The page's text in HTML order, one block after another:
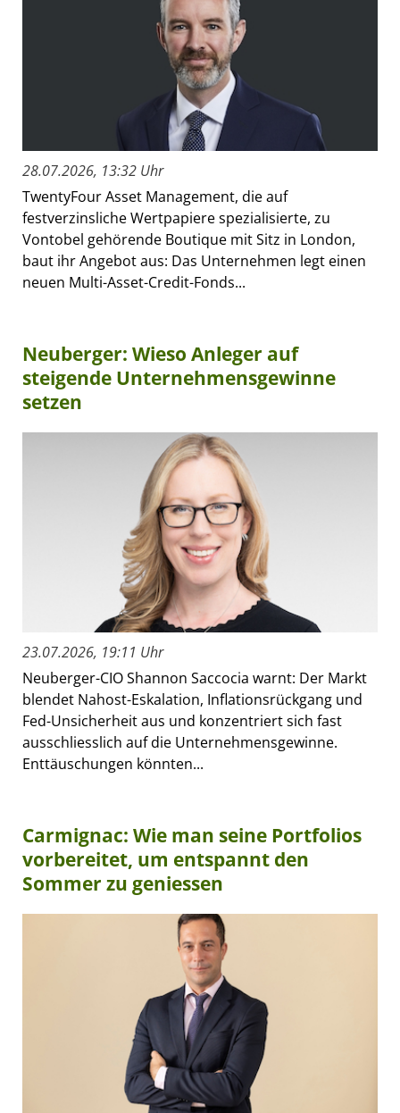
28.07.2026, 13:32 Uhr
TwentyFour Asset Management, die auf
festverzinsliche Wertpapiere spezialisierte, zu
Vontobel gehörende Boutique mit Sitz in London,
baut ihr Angebot aus: Das Unternehmen legt einen
neuen Multi-Asset-Credit-Fonds...
Neuberger: Wieso Anleger auf
steigende Unternehmensgewinne
setzen
23.07.2026, 19:11 Uhr
Neuberger-CIO Shannon Saccocia warnt: Der Markt
blendet Nahost-Eskalation, Inflationsrückgang und
Fed-Unsicherheit aus und konzentriert sich fast
ausschliesslich auf die Unternehmensgewinne.
Enttäuschungen könnten...
Carmignac: Wie man seine Portfolios
vorbereitet, um entspannt den
Sommer zu geniessen